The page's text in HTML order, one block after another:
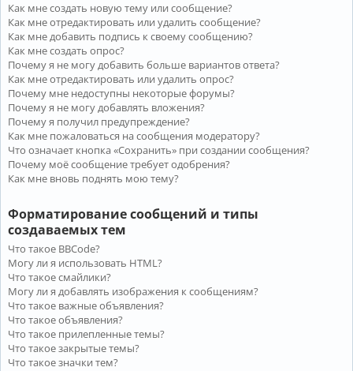
Как мне создать новую тему или сообщение?
Как мне отредактировать или удалить сообщение?
Как мне добавить подпись к своему сообщению?
Как мне создать опрос?
Почему я не могу добавить больше вариантов ответа?
Как мне отредактировать или удалить опрос?
Почему мне недоступны некоторые форумы?
Почему я не могу добавлять вложения?
Почему я получил предупреждение?
Как мне пожаловаться на сообщения модератору?
Что означает кнопка «Сохранить» при создании сообщения?
Почему моё сообщение требует одобрения?
Как мне вновь поднять мою тему?
Форматирование сообщений и типы
создаваемых тем
Что такое BBCode?
Могу ли я использовать HTML?
Что такое смайлики?
Могу ли я добавлять изображения к сообщениям?
Что такое важные объявления?
Что такое объявления?
Что такое прилепленные темы?
Что такое закрытые темы?
Что такое значки тем?